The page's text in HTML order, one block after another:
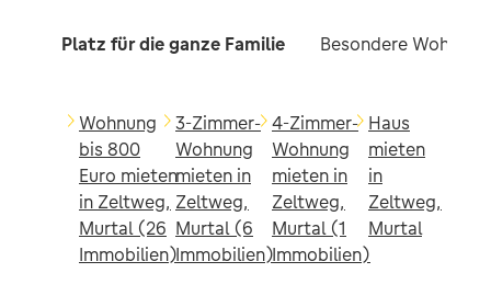
Platz für die ganze Familie Besondere
Wohnung
bis 800
Euro mieten
in Zeltweg,
Murtal (26
Immobilien)
3-Zimmer-
Wohnung
mieten in
Zeltweg,
Murtal (6
Immobilien)
4-Zimmer-
Wohnung
mieten in
Zeltweg,
Murtal (1
Immobilien)
Haus
mieten
in
Zeltweg,
Murtal